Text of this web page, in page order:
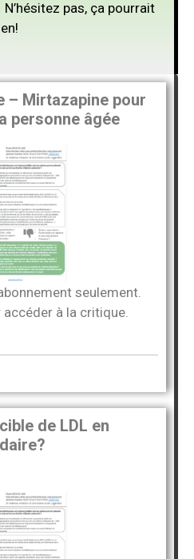
pas, ça pourrait
– Mirtazapine pour
personne âgée
seulement.
accéder à la critique.
de LDL en